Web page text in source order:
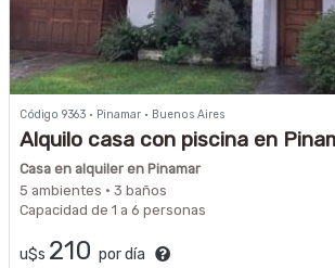
Código 9363 · Pinamar · Buenos Aires
Alquilo casa con piscina en
Casa en alquiler en Pinamar
5 ambientes · 3 baños
Capacidad de 1 a 6 personas
u$s 210 por día